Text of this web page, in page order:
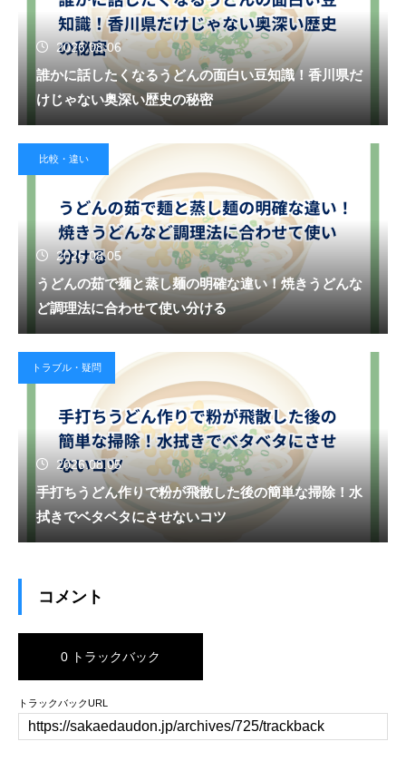
2026.08.06
誰かに話したくなるうどんの面白い豆知識！香川県だ
けじゃない奥深い歴史の秘密
比較・違い
2026.08.05
うどんの茹で麺と蒸し麺の明確な違い！焼きうどんな
ど調理法に合わせて使い分ける
トラブル・疑問
2026.08.05
手打ちうどん作りで粉が飛散した後の簡単な掃除！水
拭きでベタベタにさせないコツ
コメント
0 トラックバック
トラックバックURL